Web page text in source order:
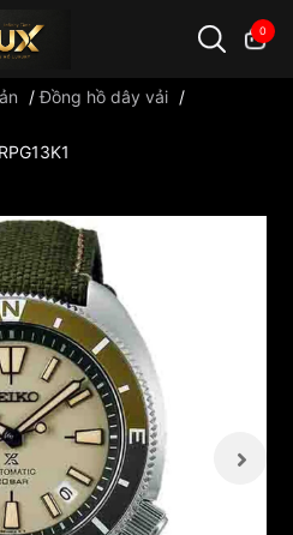
0
đồng hồ Orient
/Đồng hồ dây vải /